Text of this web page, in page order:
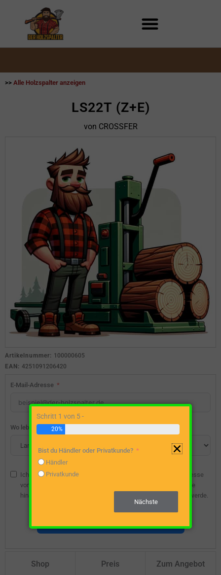
>> Alle Holzspalter anzeigen
LS22T (Z+E)
von CROSSFER
Artikelnummer: 100000605
EAN: 4251091206420
E-Mail-Adresse
Wo lebst du?
Ich bin damit einverstanden, dass die angegebene E-Mail-Adresse
vom Webseitenbetreiber gespeichert wird, damit ich über diese
hinsichtlich eines unverbindlichen Preisangebots kontaktiert werde.
Shop Preis Zum Angebot
Schritt 1 von 5 -
20%
Bist du Händler oder Privatkunde?
Händler
Privatkunde
Nächste